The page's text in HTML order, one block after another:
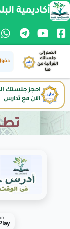
أكاديمية
انضم إلى
جلساتك
القرآنية من
هنا
احجز جلستك
الان مع تدارس